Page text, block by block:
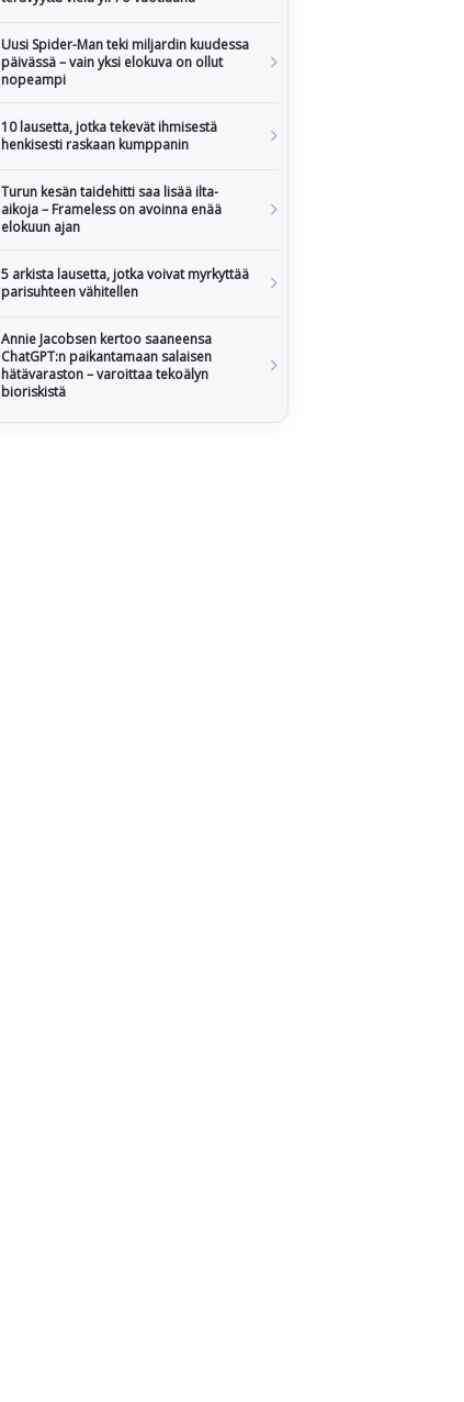
Uusi Spider-Man teki miljardin kuudessa
päivässä – vain yksi elokuva on ollut
nopeampi
10 lausetta, jotka tekevät ihmisestä
henkisesti raskaan kumppanin
Turun kesän taidehitti saa lisää ilta-
aikoja – Frameless on avoinna enää
elokuun ajan
5 arkista lausetta, jotka voivat myrkyttää
parisuhteen vähitellen
Annie Jacobsen kertoo saaneensa
ChatGPT:n paikantamaan salaisen
hätävaraston – varoittaa tekoälyn
bioriskistä